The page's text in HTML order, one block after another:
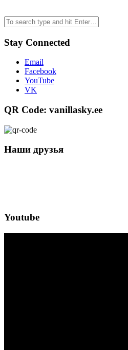
Stay Connected
Email
Facebook
YouTube
VK
QR Code: vanillasky.ee
Наши друзья
Youtube